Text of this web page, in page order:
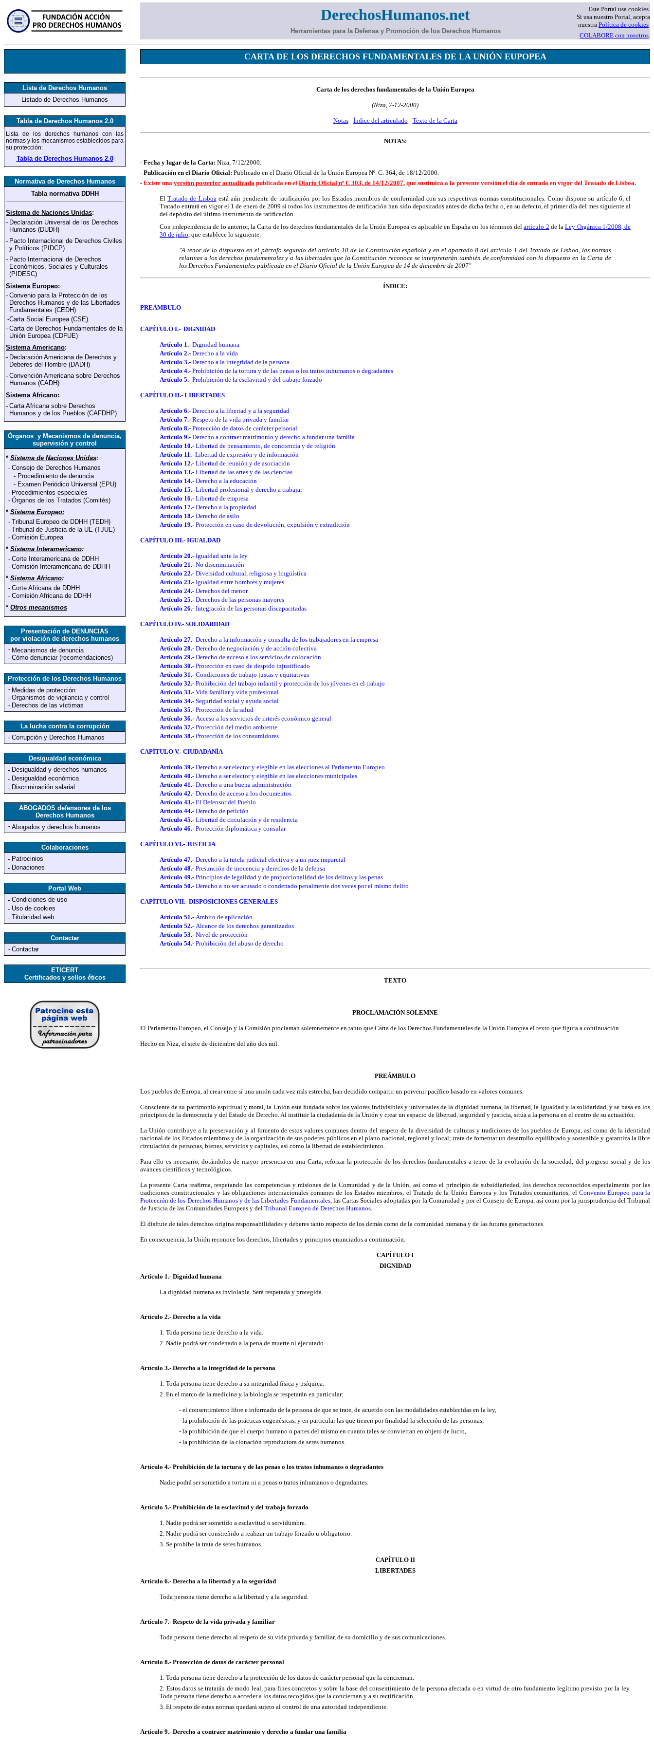
DerechosHumanos.net
Herramientas para la Defensa y Promoción de los Derechos Humanos
Este Portal usa cookies.
Si usa nuestro Portal, acepta
nuestra Política de cookies
COLABORE con nosotros
Lista de Derechos Humanos
Listado de Derechos Humanos
Tabla de Derechos Humanos 2.0
Lista de los derechos humanos con las
normas y los mecanismos establecidos para
su protección:
- Tabla de Derechos Humanos 2.0-
Normativa de Derechos Humanos
Tabla normativa DDHH
Sistema de Naciones Unidas:
- Declaración Universal de los Derechos
Humanos (DUDH)
- Pacto Internacional de Derechos Civiles
y Políticos (PIDCP)
- Pacto Internacional de Derechos
Económicos, Sociales y Culturales
(PIDESC)
Sistema Europeo:
- Convenio para la Protección de los
Derechos Humanos y de las Libertades
Fundamentales (CEDH)
-Carta Social Europea (CSE)
- Carta de Derechos Fundamentales de la
Unión Europea(CDFUE)
Sistema Americano:
- Declaración Americana de Derechos y
Deberes del Hombre (DADH)
- Convención Americana sobre Derechos
Humanos (CADH)
Sistema Africano:
- Carta Africana sobre Derechos
Humanos y de los Pueblos (CAFDHP)
Órganos y Mecanismos de denuncia,
supervisión y control
* Sistema de Naciones Unidas:
- Consejo de Derechos Humanos
- Procedimiento de denuncia
- Examen Periódico Universal (EPU)
- Procedimientos especiales
- Órganos de los Tratados (Comités)
* Sistema Europeo:
- Tribunal Europeo de DDHH (TEDH)
- Tribunal de Justicia de la UE (TJUE)
- Comisión Europea
* Sistema Interamericano:
- Corte Interamericana de DDHH
- Comisión Interamericana de DDHH
* Sistema Africano:
- Corte Africana de DDHH
- Comisión Africana de DDHH
* Otros mecanismos
Presentación de DENUNCIAS
por violación de derechos humanos
- Mecanismos de denuncia
- Cómo denunciar (recomendaciones)
Protección de los Derechos Humanos
- Medidas de protección
- Organismos de vigilancia y control
- Derechos de las víctimas
La lucha contra la corrupción
- Corrupción y Derechos Humanos
Desigualdad económica
- Desigualdad y derechos humanos
- Desigualdad económica
- Discriminación salarial
ABOGADOS defensores de los
Derechos Humanos
- Abogados y derechos humanos
Colaboraciones
- Patrocinios
- Donaciones
Portal Web
- Condiciones de uso
- Uso de cookies
- Titularidad web
Contactar
- Contactar
ETICERT
Certificados y sellos éticos
CARTA DE LOS DERECHOS FUNDAMENTALES DE LA UNIÓN EUPOPEA
Carta de los derechos fundamentales de la Unión Europea
(Niza, 7-12-2000)
Notas- Índice del articulado - Texto de la Carta
NOTAS:
- Fecha y lugar de la Carta: Niza, 7/12/2000.
- Publicación en el Diario Oficial: Publicado en el Diario Oficial de la Unión Europea Nº. C. 364, de 18/12/2000.
- Existe una versión posterior actualizada publicada en el Diario Oficial nº C 303, de 14/12/2007, que sustituirá a la presente versión el día de entrada en vigor del Tratado de Lisboa.
ElTratado de Lisboaestá aún pendiente de ratificación por los Estados miembros de conformidad con sus respectivas normas constitucionales. Como dispone su artículo 6, el
Tratado entrará en vigor el 1 de enero de 2009 si todos los instrumentos de ratificación han sido depositados antes de dicha fecha o, en su defecto, el primer día del mes siguiente al
del depósito del último instrumento de ratificación.
Con independencia de lo anterior, la Carta de los derechos fundamentales de la Unión Europea es aplicable en España en los términos delartículo 2 de laLey Orgánica 1/2008, de
30 de julio, que establece lo siguiente:
"A tenor de lo dispuesto en el párrafo segundo del artículo 10 de la Constitución española y en el apartado 8 del artículo 1 del Tratado de Lisboa, las normas
relativas a los derechos fundamentales y a las libertades que la Constitución reconoce se interpretarán también de conformidad con lo dispuesto en la Carta de
los Derechos Fundamentales publicada en el Diario Oficial de la Unión Europea de 14 de diciembre de 2007"
ÍNDICE:
PREÁMBULO
CAPÍTULO I.- DIGNIDAD
Artículo 1.- Dignidad humana
Artículo 2.- Derecho a la vida
Artículo 3.- Derecho a la integridad de la persona
Artículo 4.- Prohibición de la tortura y de las penas o los tratos inhumanos o degradantes
Artículo 5.- Prohibición de la esclavitud y del trabajo forzado
CAPÍTULO II.- LIBERTADES
Artículo 6.- Derecho a la libertad y a la seguridad
Artículo 7.- Respeto de la vida privada y familiar
Artículo 8.- Protección de datos de carácter personal
Artículo 9.- Derecho a contraer matrimonio y derecho a fundar una familia
Artículo 10.- Libertad de pensamiento, de conciencia y de religión
Artículo 11.- Libertad de expresión y de información
Artículo 12.- Libertad de reunión y de asociación
Artículo 13.- Libertad de las artes y de las ciencias
Artículo 14.- Derecho a la educación
Artículo 15.- Libertad profesional y derecho a trabajar
Artículo 16.- Libertad de empresa
Artículo 17.- Derecho a la propiedad
Artículo 18.- Derecho de asilo
Artículo 19.- Protección en caso de devolución, expulsión y extradición
CAPÍTULO III.- IGUALDAD
Artículo 20.- Igualdad ante la ley
Artículo 21.- No discriminación
Artículo 22.- Diversidad cultural, religiosa y lingüística
Artículo 23.- Igualdad entre hombres y mujeres
Artículo 24.- Derechos del menor
Artículo 25.- Derechos de las personas mayores
Artículo 26.- Integración de las personas discapacitadas
CAPÍTULO IV.- SOLIDARIDAD
Artículo 27.- Derecho a la información y consulta de los trabajadores en la empresa
Artículo 28.- Derecho de negociación y de acción colectiva
Artículo 29.- Derecho de acceso a los servicios de colocación
Artículo 30.- Protección en caso de despido injustificado
Artículo 31.- Condiciones de trabajo justas y equitativas
Artículo 32.- Prohibición del trabajo infantil y protección de los jóvenes en el trabajo
Artículo 33.- Vida familiar y vida profesional
Artículo 34.- Seguridad social y ayuda social
Artículo 35.- Protección de la salud
Artículo 36.- Acceso a los servicios de interés económico general
Artículo 37.- Protección del medio ambiente
Artículo 38.- Protección de los consumidores
CAPÍTULO V.- CIUDADANÍA
Artículo 39.- Derecho a ser elector y elegible en las elecciones al Parlamento Europeo
Artículo 40.- Derecho a ser elector y elegible en las elecciones municipales
Artículo 41.- Derecho a una buena administración
Artículo 42.- Derecho de acceso a los documentos
Artículo 43.- El Defensor del Pueblo
Artículo 44.- Derecho de petición
Artículo 45.- Libertad de circulación y de residencia
Artículo 46.- Protección diplomática y consular
CAPÍTULO VI.- JUSTICIA
Artículo 47.- Derecho a la tutela judicial efectiva y a un juez imparcial
Artículo 48.- Presunción de inocencia y derechos de la defensa
Artículo 49.- Principios de legalidad y de proporcionalidad de los delitos y las penas
Artículo 50.- Derecho a no ser acusado o condenado penalmente dos veces por el mismo delito
CAPÍTULO VII.- DISPOSICIONES GENERALES
Artículo 51.- Ámbito de aplicación
Artículo 52.- Alcance de los derechos garantizados
Artículo 53.- Nivel de protección
Artículo 54.- Prohibición del abuso de derecho
TEXTO
PROCLAMACIÓN SOLEMNE
El Parlamento Europeo, el Consejo y la Comisión proclaman solemnemente en tanto que Carta de los Derechos Fundamentales de la Unión Europea el texto que figura a continuación.
Hecho en Niza, el siete de diciembre del año dos mil.
PREÁMBULO
Los pueblos de Europa, al crear entre sí una unión cada vez más estrecha, han decidido compartir un porvenir pacífico basado en valores comunes.
Consciente de su patrimonio espiritual y moral, la Unión está fundada sobre los valores indivisibles y universales de la dignidad humana, la libertad, la igualdad y la solidaridad, y se basa en los
principios de la democracia y del Estado de Derecho. Al instituir la ciudadanía de la Unión y crear un espacio de libertad, seguridad y justicia, sitúa a la persona en el centro de su actuación.
La Unión contribuye a la preservación y al fomento de estos valores comunes dentro del respeto de la diversidad de culturas y tradiciones de los pueblos de Europa, así como de la identidad
nacional de los Estados miembros y de la organización de sus poderes públicos en el plano nacional, regional y local; trata de fomentar un desarrollo equilibrado y sostenible y garantiza la libre
circulación de personas, bienes, servicios y capitales, así como la libertad de establecimiento.
Para ello es necesario, dotándolos de mayor presencia en una Carta, reforzar la protección de los derechos fundamentales a tenor de la evolución de la sociedad, del progreso social y de los
avances científicos y tecnológicos.
La presente Carta reafirma, respetando las competencias y misiones de la Comunidad y de la Unión, así como el principio de subsidiariedad, los derechos reconocidos especialmente por las
tradiciones constitucionales y las obligaciones internacionales comunes de los Estados miembros, el Tratado de la Unión Europea y los Tratados comunitarios, elConvenio Europeo para la
Protección de los Derechos Humanos y de las Libertades Fundamentales, las Cartas Sociales adoptadas por la Comunidad y por el Consejo de Europa, así como por la jurisprudencia del Tribunal
de Justicia de las Comunidades Europeas y del Tribunal Europeo de Derechos Humanos.
El disfrute de tales derechos origina responsabilidades y deberes tanto respecto de los demás como de la comunidad humana y de las futuras generaciones.
En consecuencia, la Unión reconoce los derechos, libertades y principios enunciados a continuación.
CAPÍTULO I
DIGNIDAD
Artículo 1.- Dignidad humana
La dignidad humana es inviolable. Será respetada y protegida.
Artículo 2.- Derecho a la vida
1. Toda persona tiene derecho a la vida.
2. Nadie podrá ser condenado a la pena de muerte ni ejecutado.
Artículo 3.- Derecho a la integridad de la persona
1. Toda persona tiene derecho a su integridad física y psíquica.
2. En el marco de la medicina y la biología se respetarán en particular:
- el consentimiento libre e informado de la persona de que se trate, de acuerdo con las modalidades establecidas en la ley,
- la prohibición de las prácticas eugenésicas, y en particular las que tienen por finalidad la selección de las personas,
- la prohibición de que el cuerpo humano o partes del mismo en cuanto tales se conviertan en objeto de lucro,
- la prohibición de la clonación reproductora de seres humanos.
Artículo 4.- Prohibición de la tortura y de las penas o los tratos inhumanos o degradantes
Nadie podrá ser sometido a tortura ni a penas o tratos inhumanos o degradantes.
Artículo 5.- Prohibición de la esclavitud y del trabajo forzado
1. Nadie podrá ser sometido a esclavitud o servidumbre.
2. Nadie podrá ser constreñido a realizar un trabajo forzado u obligatorio.
3. Se prohíbe la trata de seres humanos.
CAPÍTULO II
LIBERTADES
Artículo 6.- Derecho a la libertad y a la seguridad
Toda persona tiene derecho a la libertad y a la seguridad.
Artículo 7.- Respeto de la vida privada y familiar
Toda persona tiene derecho al respeto de su vida privada y familiar, de su domicilio y de sus comunicaciones.
Artículo 8.- Protección de datos de carácter personal
1. Toda persona tiene derecho a la protección de los datos de carácter personal que la conciernan.
2. Estos datos se tratarán de modo leal, para fines concretos y sobre la base del consentimiento de la persona afectada o en virtud de otro fundamento legítimo previsto por la ley.
Toda persona tiene derecho a acceder a los datos recogidos que la conciernan y a su rectificación.
3. El respeto de estas normas quedará sujeto al control de una autoridad independiente.
Artículo 9.- Derecho a contraer matrimonio y derecho a fundar una familia